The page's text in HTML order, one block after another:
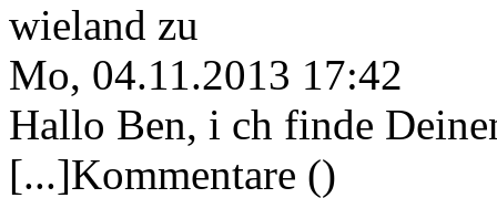
wieland zu
Mo, 04.11.2013 17:42
Hallo Ben, i ch finde
[...]Kommentare ()